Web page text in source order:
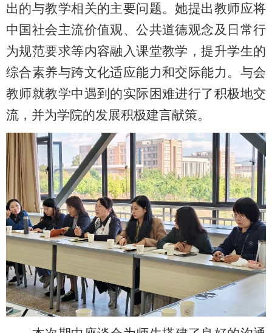
出的与教学相关的主要问题。她提出教师应将
中国社会主流价值观、公共道德观念及 日常行
为规范要求等内容融入课堂教学，提升学生的
综合素养与跨文化适应能力和交际能力。与会
教师就教学中遇到的实际困难进行了积极地交
流， 并为学院的发展积极建言献策。